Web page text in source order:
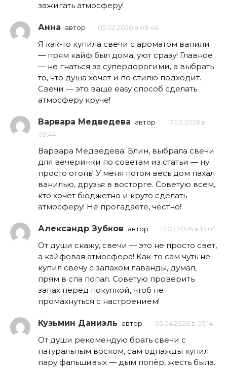
зажигать атмосферу!
Анна автор 05.02.2026 в 08:46
Я как-то купила свечи с ароматом ванили
— прям кайф был дома, уют сразу! Главное
— не гнаться за супердорогими, а выбрать
то, что душа хочет и по стилю подходит.
Свечи — это ваще easy способ сделать
атмосферу круче!
Варвара Медведева автор
17.03.2026 в
09:44
Варвара Медведева: Блин, выбрала свечи
для вечеринки по советам из статьи — ну
просто огонь! У меня потом весь дом пахал
ванилью, друзья в восторге. Советую всем,
кто хочет бюджетно и круто сделать
атмосферу! Не прогадаете, честно!
Александр Зубков автор 17.03.2026 в 13:04
От души скажу, свечи — это не просто свет,
а кайфовая атмосфера! Как-то сам чуть не
купил свечу с запахом лаванды, думал,
прям в спа попал. Советую проверить
запах перед покупкой, чтоб не
промахнуться с настроением!
Кузьмин Даниэль автор 05.04.2026 в 05:14
От души рекомендую брать свечи с
натуральным воском, сам однажды купил
пару фальшивых — дым попёр, жесть была.